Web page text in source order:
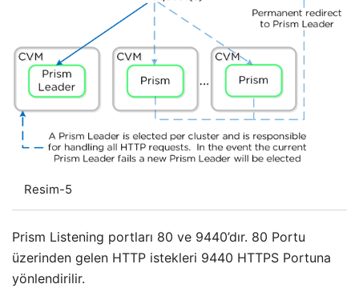
Resim-5
Prism Listening portları 80 ve 9440’dır. 80 Portu
üzerinden gelen HTTP istekleri 9440 HTTPS Portuna
yönlendirilir.